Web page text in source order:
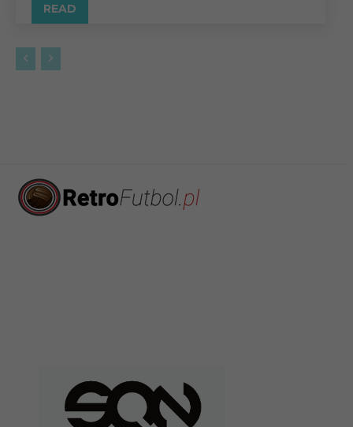
READ